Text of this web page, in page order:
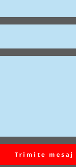
Trimite mesaj